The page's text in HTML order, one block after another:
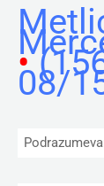
•
08/